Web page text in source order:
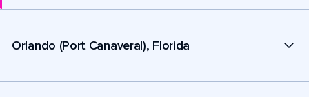
Orlando (Port Canaveral), Florida